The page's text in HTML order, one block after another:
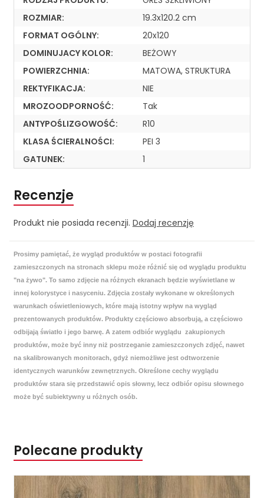
ROZMIAR:
19.3x120.2 cm
FORMAT OGÓLNY:
20x120
DOMINUJACY KOLOR:
BEŻOWY
POWIERZCHNIA:
MATOWA, STRUKTURA
REKTYFIKACJA:
NIE
MROZOODPORNOŚĆ:
Tak
ANTYPOŚLIZGOWOŚĆ:
R10
KLASA ŚCIERALNOŚCI:
PEI 3
GATUNEK:
1
Recenzje
Produkt nie posiada recenzji. Dodaj recenzję
Prosimy pamiętać, że wygląd produktów w postaci fotografii
zamieszczonych na stronach sklepu może różnić się od wyglądu produktu
"na żywo". To samo zdjęcie na różnych ekranach będzie wyświetlane w
innej kolorystyce i nasyceniu. Zdjęcia zostały wykonane w określonych
warunkach oświetleniowych, które mają istotny wpływ na wygląd
prezentowanych produktów. Produkty częściowo absorbują, a częściowo
odbijają światło i jego barwę. A zatem odbiór wyglądu zakupionych
produktów, może być inny niż postrzeganie zamieszczonych zdjęć, nawet
na skalibrowanych monitorach, gdyż niemożliwe jest odtworzenie
identycznych warunków zewnętrznych. Określone cechy wyglądu
produktów stara się przedstawić opis słowny, lecz odbiór opisu słownego
może być subiektywny u różnych osób.
Polecane produkty